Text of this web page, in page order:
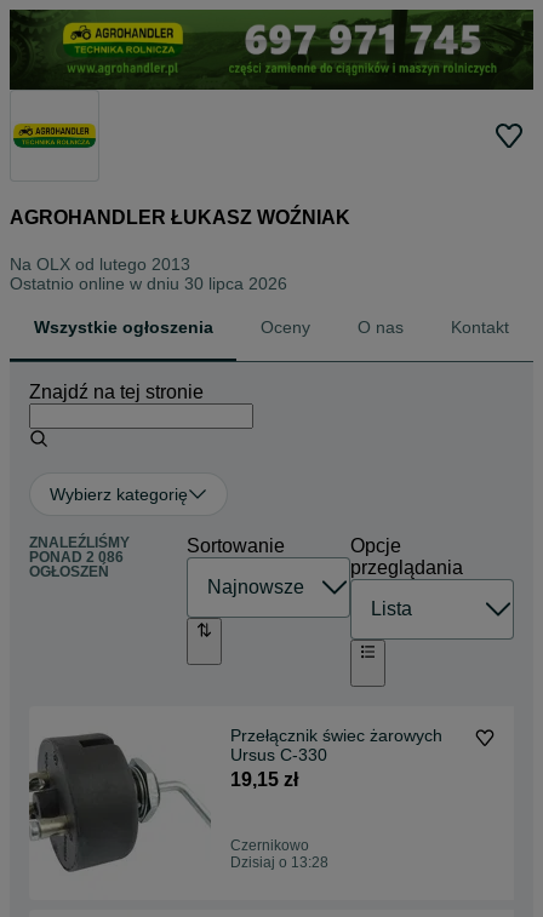
AGROHANDLER ŁUKASZ WOŹNIAK
Na OLX od lutego 2013
Ostatnio online w dniu 30 lipca 2026
Wszystkie ogłoszenia Oceny O nas Kontakt
Znajdź na tej stronie
Wybierz kategorię
ZNALEŹLIŚMY
PONAD 2 086
OGŁOSZEŃ
Sortowanie
Opcje
przeglądania
Przełącznik świec żarowych
Ursus C-330
19,15 zł
Czernikowo
Dzisiaj o 13:28